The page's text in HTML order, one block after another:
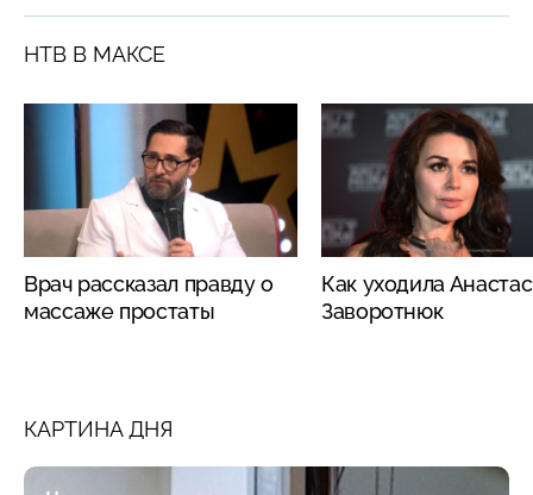
НТВ В МАКСЕ
Врач рассказал правду о
массаже простаты
Как уходила
Заворотнюк
КАРТИНА ДНЯ